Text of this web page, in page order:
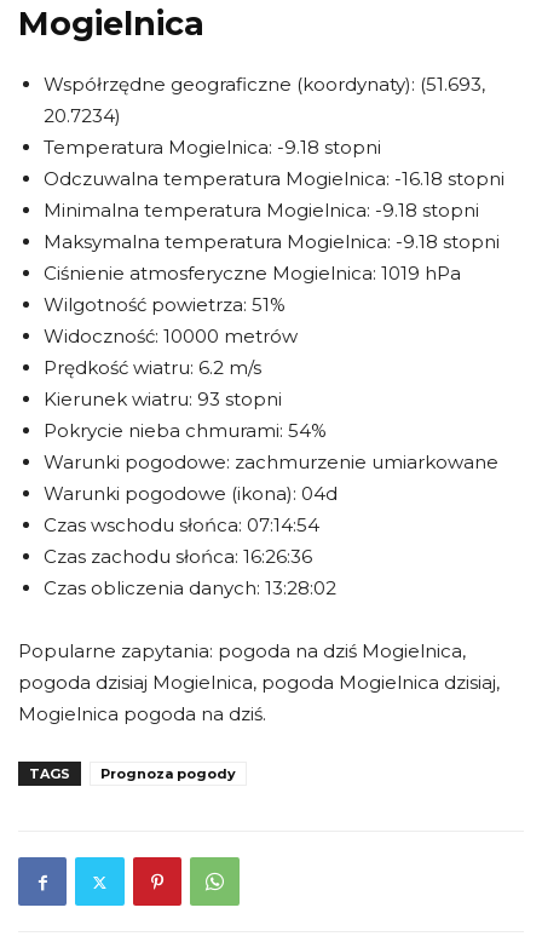
Mogielnica
Współrzędne geograficzne (koordynaty): (51.693,
20.7234)
Temperatura Mogielnica: -9.18 stopni
Odczuwalna temperatura Mogielnica: -16.18 stopni
Minimalna temperatura Mogielnica: -9.18 stopni
Maksymalna temperatura Mogielnica: -9.18 stopni
Ciśnienie atmosferyczne Mogielnica: 1019 hPa
Wilgotność powietrza: 51%
Widoczność: 10000 metrów
Prędkość wiatru: 6.2 m/s
Kierunek wiatru: 93 stopni
Pokrycie nieba chmurami: 54%
Warunki pogodowe: zachmurzenie umiarkowane
Warunki pogodowe (ikona): 04d
Czas wschodu słońca: 07:14:54
Czas zachodu słońca: 16:26:36
Czas obliczenia danych: 13:28:02
Popularne zapytania: pogoda na dziś Mogielnica,
pogoda dzisiaj Mogielnica, pogoda Mogielnica dzisiaj,
Mogielnica pogoda na dziś.
TAGS Prognoza pogody